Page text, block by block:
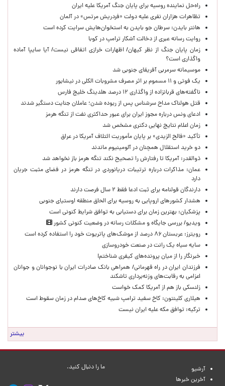
راه‌حل نماینده روسیه برای پایان جنگ آمریکا علیه ایران
تظاهرات هزاران نفری علیه دولت «فردریش مرتس» در آلمان
هانتر بایدن: سرطان جو بایدن به استخوان‌هایش سرایت کرده است
روایت رسانه عبری از دخالت آشکار ترامپ در کوبا
زمان پایان جنگ از نظر کیهان/ اظهارات خرازی اتفاقی نیست/ آیا سایپا آماده
واگذاری است؟
موسیمانه سرمربی آفریقای جنوبی شد
یک فوتی و ۱۱ مسموم بر اثر مصرف مشروبات الکلی در نیشابور
ناگفته‌های قربانزاده از واگذاری ۱۲ درصد هلدینگ خلیج فارس
قتل هولناک مداح سرشناس پس از ربوده شدن؛ عاملان جنایت دستگیر شدند
ادعای ونس درباره مجوز ایران برای عبور حداکثری نفت از تنگه هرمز
زمان اعلام نتایج نهایی دکتری مشخص شد
تأکید «فالح الزیدی» بر پایان مأموریت ائتلاف آمریکا در عراق
دو خرید استقلال همچنان در آلومینیوم ماندند
ذوالقدر: آمریکا تا رفتارش را تصحیح نکند تنگه هرمز باز نخواهد شد
عمان: مذاکرات درباره ترتیبات دریانوردی در تنگه هرمز در فضای مثبت جریان
دارد
دارندگان قولنامه برای ثبت ادعا فقط ۲ سال فرصت دارند
هشدار کشورهای اروپایی به روسیه برای الحاق منطقه اوستیای جنوبی
پزشکیان‌: بهترین زمان برای دستیابی به توافق شرایط کنونی است
ویدیو/ بررسی جایگاه و مشکلات رسانه در وضعیت کنونی کشور
رویترز: عربستان ۸۶ درصد از موشک‌های پاتریوت خود را استفاده کرده است
سایه سیاه یک رانت در صنعت خودروسازی
خبرنگار را از میان پرونده‌های کیفری شناختم!
​فرزندان ایران در راه قهرمانی/ همراهی بانک صادرات ایران با نوجوانان و جوانان
اعزامی به رقابت‌های وزنه‌برداری تاشکند
زلنسکی باز هم از آمریکا کمک خواست
هیلاری کلینتون: کاخ سفید ترامپ شبیه کاخ‌های صدام در زمان سقوط است
ترکیه: توافق مکه علیه ایران نیست
بیشتر
آرشیو
آخرین خبرها
ما را دنبال کنید.